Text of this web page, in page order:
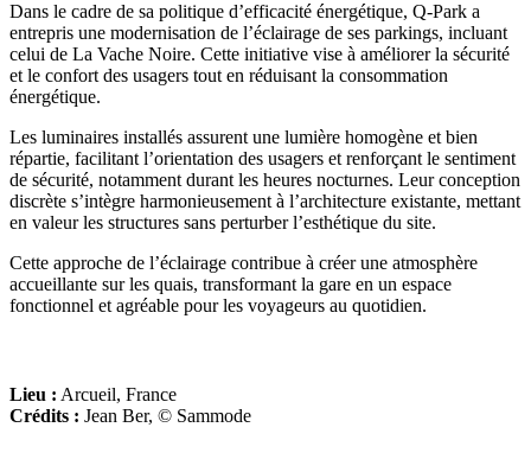
Dans le cadre de sa politique d’efficacité énergétique, Q-Park a
entrepris une modernisation de l’éclairage de ses parkings, incluant
celui de La Vache Noire. Cette initiative vise à améliorer la sécurité
et le confort des usagers tout en réduisant la consommation
énergétique.
Les luminaires installés assurent une lumière homogène et bien
répartie, facilitant l’orientation des usagers et renforçant le sentiment
de sécurité, notamment durant les heures nocturnes. Leur conception
discrète s’intègre harmonieusement à l’architecture existante, mettant
en valeur les structures sans perturber l’esthétique du site.
Cette approche de l’éclairage contribue à créer une atmosphère
accueillante sur les quais, transformant la gare en un espace
fonctionnel et agréable pour les voyageurs au quotidien.
Lieu : Arcueil, France
Crédits : Jean Ber, © Sammode